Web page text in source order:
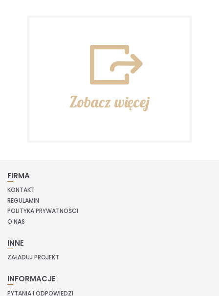
Zobacz więcej
FIRMA
KONTAKT
REGULAMIN
POLITYKA PRYWATNOŚCI
O NAS
INNE
ZAŁADUJ PROJEKT
INFORMACJE
PYTANIA I ODPOWIEDZI